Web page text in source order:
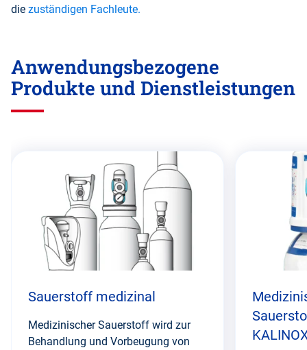
die zuständigen Fachleute.
Anwendungsbezogene
Produkte und Dienstleistungen
überspringen
Sauerstoff medizinal
Medizinischer Sauerstoff wird zur
Behandlung und Vorbeugung von